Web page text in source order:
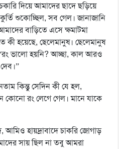
দিয়ে আমাদের ছাদে ছড়িয়ে
শুকোচ্ছিল, সব গেল। জানাজানি
বাড়িতে এসে ক্ষমাটমা
হয়েছে, ছেলেমানুষ। ছেলেমানুষ
ভালো হয়নি? আচ্ছা, কাল আরও
কিন্তু সেদিন কী যে হল,
রং লেগে গেল। মানে যাকে
আমিও হায়দ্রাবাদে চাকরি জোগাড়
সায় ছিল না তবু আমরা